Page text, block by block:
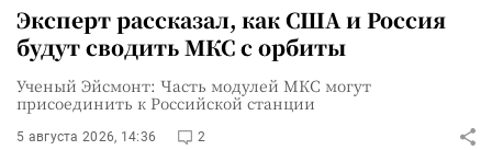
Эксперт рассказал, как США и Россия
будут сводить МКС с орбиты
Ученый Эйсмонт: Часть модулей МКС могут
присоединить к Российской станции
5 августа 2026, 14:36 2